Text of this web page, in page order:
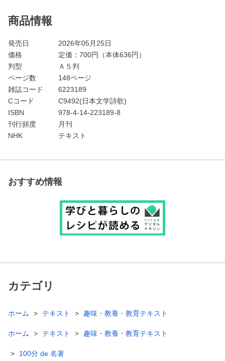
商品情報
発売日
2026年05月25日
価格
定価： 700円（本体636円）
判型
Ａ５判
ページ数
148ページ
雑誌コード
6223189
Cコード
C9492(日本文学詩歌)
ISBN
978-4-14-223189-8
刊行頻度
月刊
NHK
テキスト
おすすめ情報
カテゴリ
ホーム テキスト 趣味・教養・教育テキスト
ホーム テキスト 趣味・教養・教育テキスト
100分 de 名著